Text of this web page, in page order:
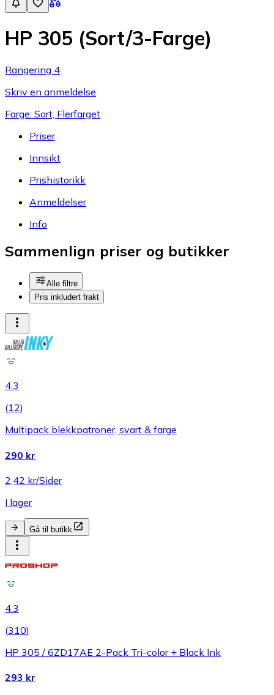
HP 305 (Sort/3-Farge)
Rangering 4
Skriv en anmeldelse
Farge: Sort, Flerfarget
Priser
Innsikt
Prishistorikk
Anmeldelser
Info
Sammenlign priser og butikker
Alle filtre
Pris inkludert frakt
4.3
(12)
Multipack blekkpatroner, svart & farge
290 kr
2,42 kr/Sider
I lager
Gå til butikk
4.3
(310)
HP 305 / 6ZD17AE 2-Pack Tri-color + Black Ink
293 kr